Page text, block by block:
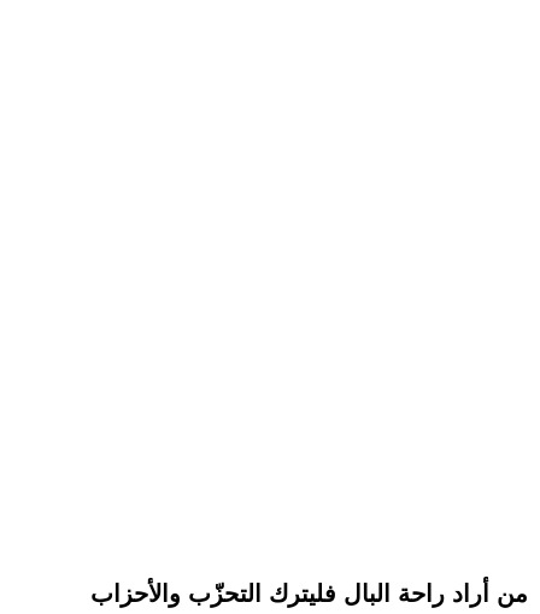
من أراد راحة البال فليترك التحزّب والأحزاب